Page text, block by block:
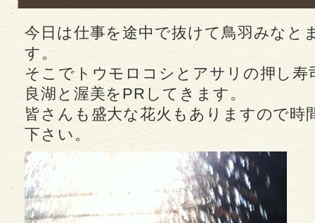
今日は仕事を途中で抜けて鳥羽みなと
す。
そこでトウモロコシとアサリの押し寿
良湖と渥美をPRしてきます。
皆さんも盛大な花火もありますので時
下さい。